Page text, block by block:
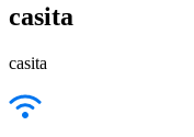
casita
casita